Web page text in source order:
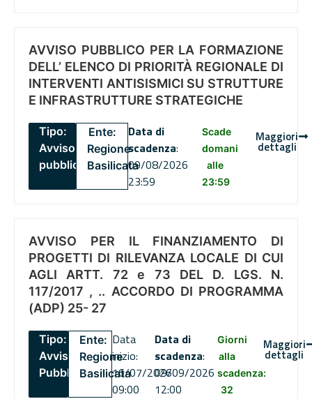
AVVISO PUBBLICO PER LA FORMAZIONE
DELL’ ELENCO DI PRIORITÀ REGIONALE DI
INTERVENTI ANTISISMICI SU STRUTTURE
E INFRASTRUTTURE STRATEGICHE
Tipo:
Avviso
pubblico
Ente:
Regione
Basilicata
Data di
scadenza:
09/08/2026
23:59
Scade
domani
alle
23:59
Maggiori
dettagli
AVVISO PER IL FINANZIAMENTO DI
PROGETTI DI RILEVANZA LOCALE DI CUI
AGLI ARTT. 72 e 73 DEL D. LGS. N.
117/2017 , .. ACCORDO DI PROGRAMMA
(ADP) 25- 27
Tipo:
Avviso
Pubblico
Ente:
Regione
Basilicata
Data
inizio:
16/07/2026
09:00
Data di
scadenza:
09/09/2026
12:00
Giorni
alla
scadenza:
32
Maggiori
dettagli